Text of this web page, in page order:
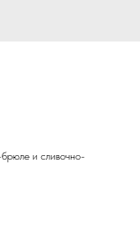
и сливочно-